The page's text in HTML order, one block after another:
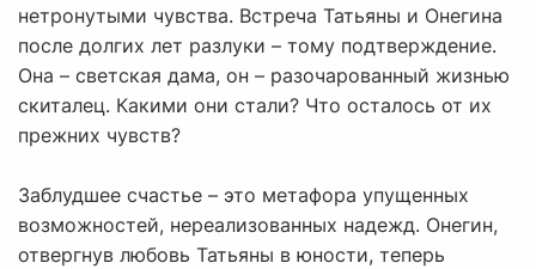
нетронутыми чувства. Встреча Татьяны и Онегина
после долгих лет разлуки – тому подтверждение.
Она – светская дама, он – разочарованный жизнью
скиталец. Какими они стали? Что осталось от их
прежних чувств?
Заблудшее счастье – это метафора упущенных
возможностей, нереализованных надежд. Онегин,
отвергнув любовь Татьяны в юности, теперь